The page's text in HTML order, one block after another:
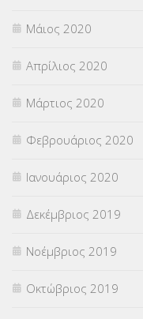
Μάιος 2020
Απρίλιος 2020
Μάρτιος 2020
Φεβρουάριος 2020
Ιανουάριος 2020
Δεκέμβριος 2019
Νοέμβριος 2019
Οκτώβριος 2019